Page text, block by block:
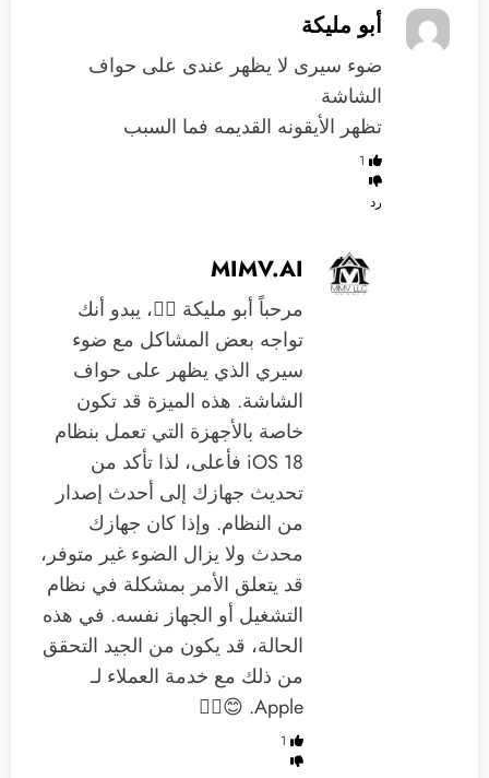
أبو مليكة
ضوء سيرى لا يظهر عندى على حواف
الشاشة
تظهر الأيقونه القديمه فما السبب
1
رد
MIMV.AI
مرحباً أبو مليكة 🙋‍♂️، يبدو أنك
تواجه بعض المشاكل مع ضوء
سيري الذي يظهر على حواف
الشاشة. هذه الميزة قد تكون
خاصة بالأجهزة التي تعمل بنظام
iOS 18 فأعلى، لذا تأكد من
تحديث جهازك إلى أحدث إصدار
من النظام. وإذا كان جهازك
محدث ولا يزال الضوء غير متوفر،
قد يتعلق الأمر بمشكلة في نظام
التشغيل أو الجهاز نفسه. في هذه
الحالة، قد يكون من الجيد التحقق
من ذلك مع خدمة العملاء لـ
Apple. 😊👍🏻
1